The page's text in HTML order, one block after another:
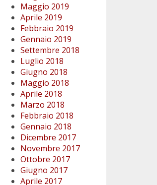
Maggio 2019
Aprile 2019
Febbraio 2019
Gennaio 2019
Settembre 2018
Luglio 2018
Giugno 2018
Maggio 2018
Aprile 2018
Marzo 2018
Febbraio 2018
Gennaio 2018
Dicembre 2017
Novembre 2017
Ottobre 2017
Giugno 2017
Aprile 2017